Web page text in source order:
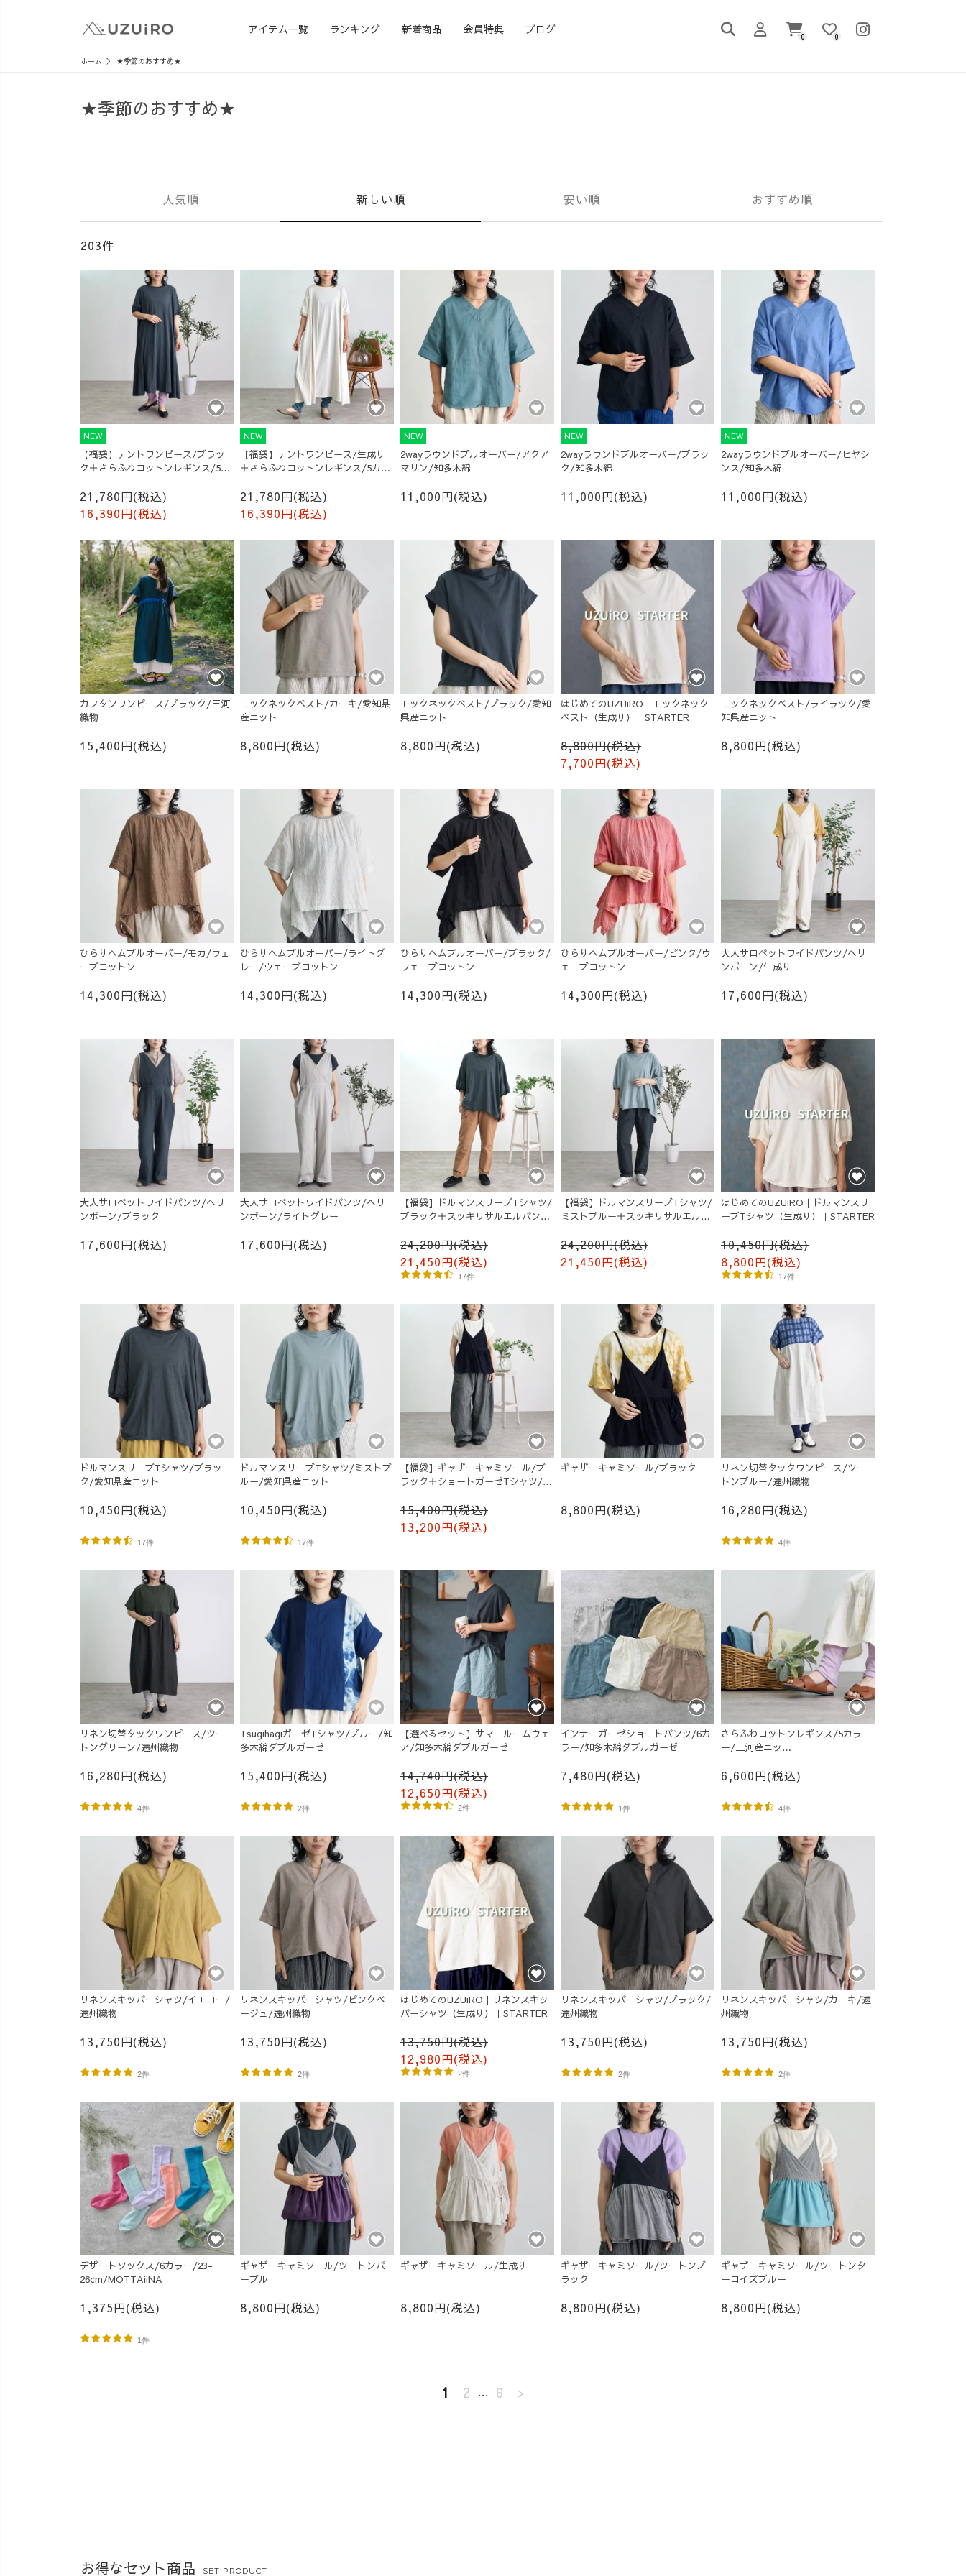
アイテム一覧 ランキング 新着商品 会員特典 ブログ
0 0
ホーム ★季節のおすすめ★
★季節のおすすめ★
人気順 新しい順 安い順 おすすめ順
203件
NEW
【福袋】テントワンピース/ブラッ
ク＋さらふわコットンレギンス/5カ
21,780円(税込)
16,390円(税込)
NEW
【福袋】テントワンピース/生成り
＋さらふわコットンレギンス/5カラ
21,780円(税込)
16,390円(税込)
NEW
2wayラウンドプルオーバー/アクア
マリン/知多木綿
11,000円(税込)
NEW
2wayラウンドプルオーバー/ブラッ
ク/知多木綿
11,000円(税込)
NEW
2wayラウンドプルオーバー/ヒヤシ
ンス/知多木綿
11,000円(税込)
カフタンワンピース/ブラック/三河
織物
15,400円(税込)
モックネックベスト/カーキ/愛知県
産ニット
8,800円(税込)
モックネックベスト/ブラック/愛知
県産ニット
8,800円(税込)
はじめてのUZUiRO｜モックネック
ベスト（生成り）｜STARTER
8,800円(税込)
7,700円(税込)
モックネックベスト/ライラック/愛
知県産ニット
8,800円(税込)
ひらりヘムプルオーバー/モカ/ウェ
ーブコットン
14,300円(税込)
ひらりヘムプルオーバー/ライトグ
レー/ウェーブコットン
14,300円(税込)
ひらりヘムプルオーバー/ブラック/
ウェーブコットン
14,300円(税込)
ひらりヘムプルオーバー/ピンク/ウ
ェーブコットン
14,300円(税込)
大人サロペットワイドパンツ/ヘリ
ンボーン/生成り
17,600円(税込)
大人サロペットワイドパンツ/ヘリ
ンボーン/ブラック
17,600円(税込)
大人サロペットワイドパンツ/ヘリ
ンボーン/ライトグレー
17,600円(税込)
【福袋】ドルマンスリーブTシャツ/
ブラック＋スッキリサルエルパン
ツ/ブラウン
24,200円(税込)
21,450円(税込)
17件
【福袋】ドルマンスリーブTシャツ/
ミストブルー＋スッキリサルエルパ
ンツ/ブラック
24,200円(税込)
21,450円(税込)
はじめてのUZUiRO｜ドルマンスリ
ーブTシャツ（生成り）｜STARTER
10,450円(税込)
8,800円(税込)
17件
ドルマンスリーブTシャツ/ブラッ
ク/愛知県産ニット
10,450円(税込)
17件
ドルマンスリーブTシャツ/ミストブ
ルー/愛知県産ニット
10,450円(税込)
17件
【福袋】ギャザーキャミソール/ブ
ラック＋ショートガーゼTシャツ/生
15,400円(税込)
13,200円(税込)
ギャザーキャミソール/ブラック
8,800円(税込)
リネン切替タックワンピース/ツー
トンブルー/遠州織物
16,280円(税込)
4件
リネン切替タックワンピース/ツー
トングリーン/遠州織物
16,280円(税込)
4件
TsugihagiガーゼTシャツ/ブルー/知
多木綿ダブルガーゼ
15,400円(税込)
2件
【選べるセット】サマールームウェ
ア/知多木綿ダブルガーゼ
14,740円(税込)
12,650円(税込)
2件
インナーガーゼショートパンツ/6カ
ラー/知多木綿ダブルガーゼ
7,480円(税込)
1件
さらふわコットンレギンス/5カラ
ー/三河産ニッ
6,600円(税込)
4件
リネンスキッパーシャツ/イエロー/
遠州織物
13,750円(税込)
2件
リネンスキッパーシャツ/ピンクベ
ージュ/遠州織物
13,750円(税込)
2件
はじめてのUZUiRO｜リネンスキッ
パーシャツ（生成り）｜STARTER
13,750円(税込)
12,980円(税込)
2件
リネンスキッパーシャツ/ブラック/
遠州織物
13,750円(税込)
2件
リネンスキッパーシャツ/カーキ/遠
州織物
13,750円(税込)
2件
デザートソックス/6カラー/23-
26cm/MOTTAiiNA
1,375円(税込)
1件
ギャザーキャミソール/ツートンパ
ープル
8,800円(税込)
ギャザーキャミソール/生成り
8,800円(税込)
ギャザーキャミソール/ツートンブ
ラック
8,800円(税込)
ギャザーキャミソール/ツートンタ
ーコイズブルー
8,800円(税込)
1 2 … 6 >
お得なセット商品 SET PRODUCT